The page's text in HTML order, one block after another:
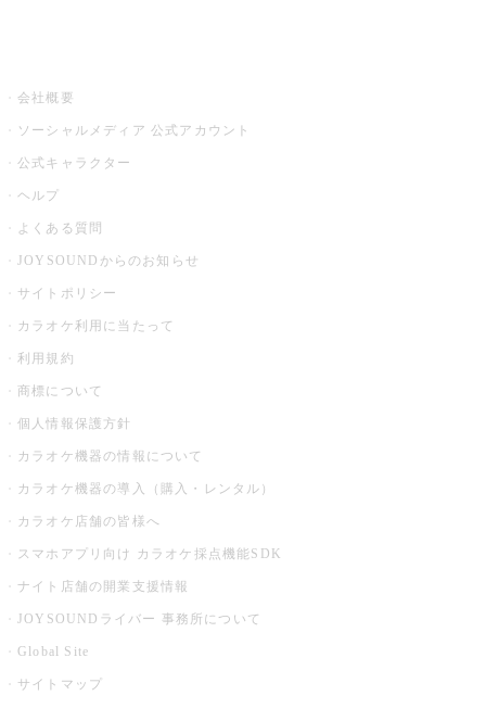
会社概要
ソーシャルメディア 公式アカウント
公式キャラクター
ヘルプ
よくある質問
JOYSOUNDからのお知らせ
サイトポリシー
カラオケ利用に当たって
利用規約
商標について
個人情報保護方針
カラオケ機器の情報について
カラオケ機器の導入（購入・レンタル）
カラオケ店舗の皆様へ
スマホアプリ向け カラオケ採点機能SDK
ナイト店舗の開業支援情報
JOYSOUNDライバー 事務所について
Global Site
サイトマップ